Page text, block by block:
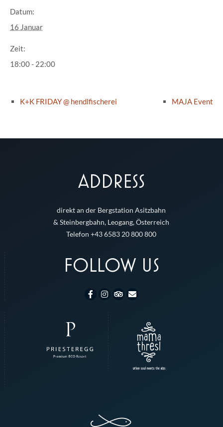
Datum:
16 Januar
Zeit:
18:00 - 22:00
K+K FRIDAY @ hendlfischerei MAJA Event
ADDRESS
direkt an der Bergstation Asitzbahn
& Steinbergbahn, Leogang, Österreich
Telefon +43 6583 20 800 800
FOLLOW US